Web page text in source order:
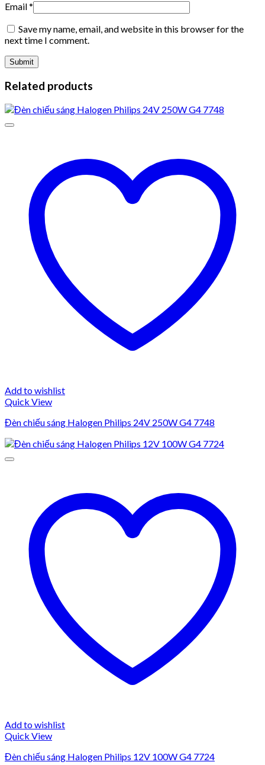
Email*
Save my name, email, and website in this browser for the
next time I comment.
Related products
Add to wishlist
Quick View
Đèn chiếu sáng Halogen Philips 24V 250W G4 7748
Add to wishlist
Quick View
Đèn chiếu sáng Halogen Philips 12V 100W G4 7724